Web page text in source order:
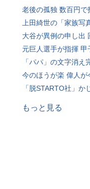
老後の孤独 数百円で
上田綺世の「家族写
大谷が異例の申し出
元巨人選手が指揮 甲
「パパ」の文字消え
今のほうが楽 偉人が
「脱STARTO社」
もっと見る